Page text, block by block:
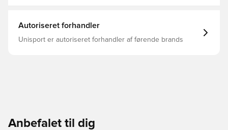
Autoriseret forhandler
Unisport er autoriseret forhandler af førende brands
Anbefalet til dig